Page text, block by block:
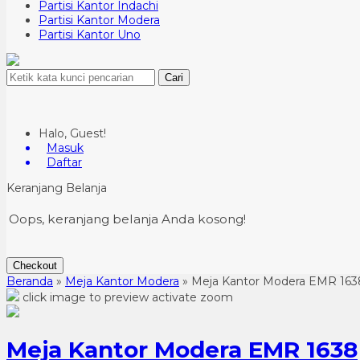
Partisi Kantor Indachi
Partisi Kantor Modera
Partisi Kantor Uno
Cari
Halo, Guest!
Masuk
Daftar
Keranjang Belanja
Oops, keranjang belanja Anda kosong!
Checkout
Beranda » Meja Kantor Modera » Meja Kantor Modera EMR
click image to preview activate zoom
Meja Kantor Modera EMR 1638